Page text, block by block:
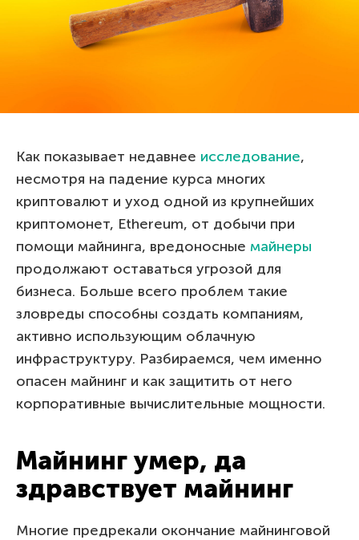
Как показывает недавнее исследование,
несмотря на падение курса многих
криптовалют и уход одной из крупнейших
криптомонет, Ethereum, от добычи при
помощи майнинга, вредоносные майнеры
продолжают оставаться угрозой для
бизнеса. Больше всего проблем такие
зловреды способны создать компаниям,
активно использующим облачную
инфраструктуру. Разбираемся, чем именно
опасен майнинг и как защитить от него
корпоративные вычислительные мощности.
Майнинг умер, да
здравствует майнинг
Многие предрекали окончание майнинговой